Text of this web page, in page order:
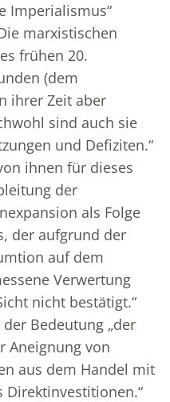
Imperialismus“
marxistischen
frühen 20.
(dem
ihrer Zeit aber
sind auch sie
und Defiziten.“
ihnen für dieses
der
als Folge
der aufgrund der
auf dem
Verwertung
nicht bestätigt.“
Bedeutung „der
Aneignung von
aus dem Handel mit
Direktinvestitionen.“